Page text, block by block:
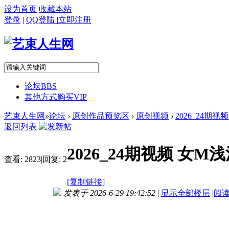
设为首页 收藏本站
登录 | QQ登陆 |立即注册
论坛BBS
其他方式购买VIP
艺束人生网 »论坛 › 原创作品预览区 › 原创视频 › 2026_24期视
返回列表
查看: 2823|回复: 22026_24期视频 女M
[复制链接]
发表于 2026-6-29 19:42:52 | 显示全部楼层 |阅